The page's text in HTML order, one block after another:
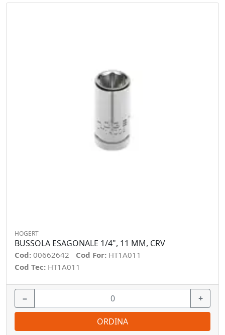
HOGERT
BUSSOLA ESAGONALE 1/4", 11 MM, CRV
Cod: 00662642 Cod For: HT1A011
Cod Tec: HT1A011
− +
ORDINA